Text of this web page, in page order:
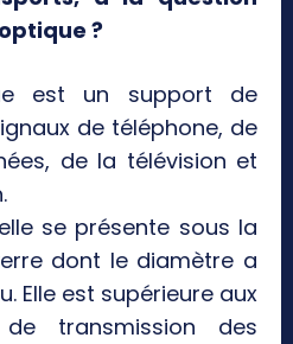
?
est un support de
de téléphone, de
de la télévision et
se présente sous la
dont le diamètre a
Elle est supérieure aux
transmission des